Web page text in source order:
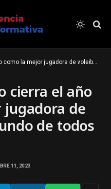
de voleibol del mundo de todos los tiempos
cierra el año
de
de todos
11, 2023